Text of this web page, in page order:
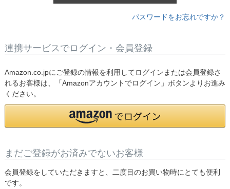
パスワードをお忘れですか？
連携サービスでログイン・会員登録
Amazon.co.jpにご登録の情報を利用してログインまたは会員登録さ
れるお客様は、「Amazonアカウントでログイン」ボタンよりお進み
ください。
まだご登録がお済みでないお客様
会員登録をしていただきますと、二度目のお買い物時にとても便利
です。